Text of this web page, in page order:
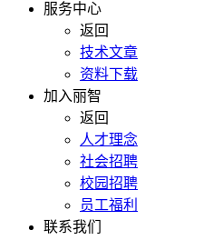
服务中心
返回
技术文章
资料下载
加入丽智
返回
人才理念
社会招聘
校园招聘
员工福利
联系我们